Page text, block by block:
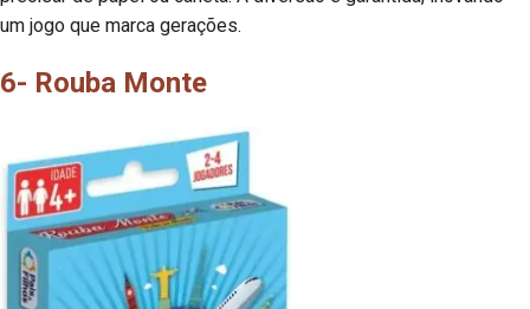
um jogo que marca gerações.
6- Rouba Monte